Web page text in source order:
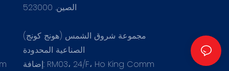
الصين. 523000
مجموعة شروق الشمس (هونج كونج)
إضافة: RM03، 24/F، Ho King Comm